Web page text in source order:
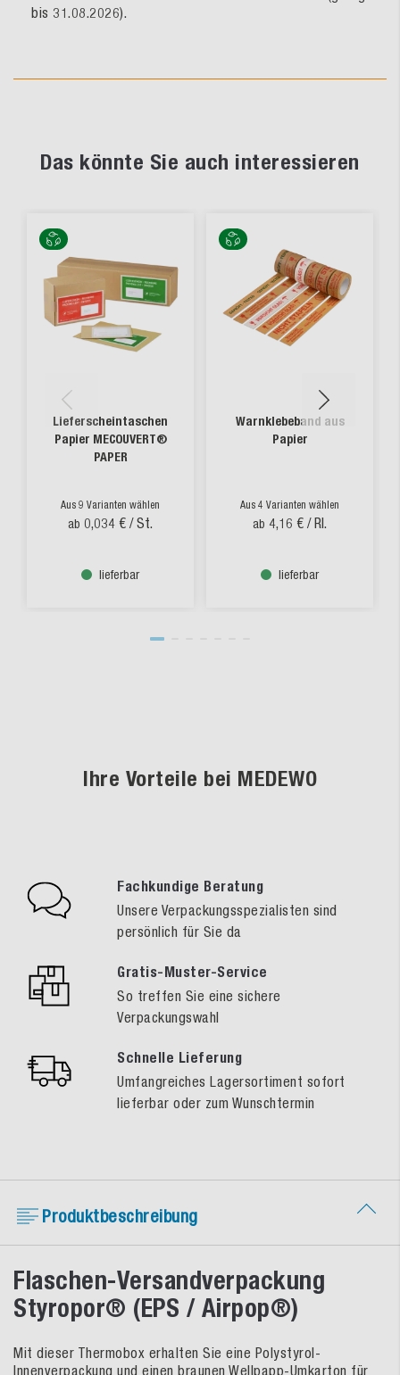
bis 31.08.2026).
Das könnte Sie auch interessieren
Lieferscheintaschen
Papier MECOUVERT®
PAPER
Aus 9 Varianten wählen
ab 0,034 € / St.
lieferbar
Warnklebeband aus
Papier
Aus 4 Varianten wählen
ab 4,16 € / Rl.
lieferbar
Ihre Vorteile bei MEDEWO
Fachkundige Beratung
Unsere Verpackungsspezialisten sind
persönlich für Sie da
Gratis-Muster-Service
So treffen Sie eine sichere
Verpackungswahl
Schnelle Lieferung
Umfangreiches Lagersortiment sofort
lieferbar oder zum Wunschtermin
Produktbeschreibung
Flaschen-Versandverpackung
Styropor® (EPS / Airpop®)
Mit dieser Thermobox erhalten Sie eine Polystyrol-
Innenverpackung und einen braunen Wellpapp-Umkarton für